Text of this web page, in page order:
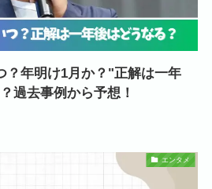
？年明け1月か？"正解は一年
過去事例から予想！
エンタメ